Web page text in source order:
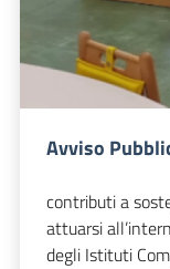
Avviso
contributi a
attuarsi
degli Istituti